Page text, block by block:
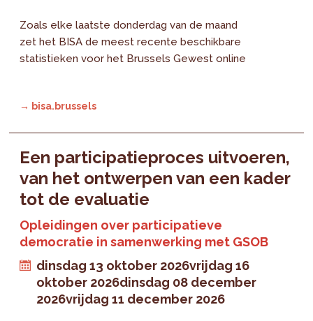
Zoals elke laatste donderdag van de maand
zet het BISA de meest recente beschikbare
statistieken voor het Brussels Gewest online
→ bisa.brussels
Een participatieproces uitvoeren,
van het ontwerpen van een kader
tot de evaluatie
Opleidingen over participatieve
democratie in samenwerking met GSOB
dinsdag 13 oktober 2026vrijdag 16
oktober 2026dinsdag 08 december
2026vrijdag 11 december 2026